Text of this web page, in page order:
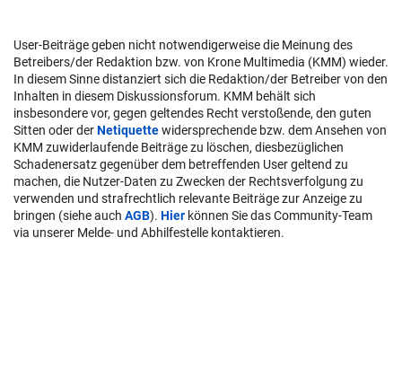
User-Beiträge geben nicht notwendigerweise die Meinung des
Betreibers/der Redaktion bzw. von Krone Multimedia (KMM) wieder.
In diesem Sinne distanziert sich die Redaktion/der Betreiber von den
Inhalten in diesem Diskussionsforum. KMM behält sich
insbesondere vor, gegen geltendes Recht verstoßende, den guten
Sitten oder derNetiquettewidersprechende bzw. dem Ansehen von
KMM zuwiderlaufende Beiträge zu löschen, diesbezüglichen
Schadenersatz gegenüber dem betreffenden User geltend zu
machen, die Nutzer-Daten zu Zwecken der Rechtsverfolgung zu
verwenden und strafrechtlich relevante Beiträge zur Anzeige zu
bringen (siehe auch AGB). Hier können Sie das Community-Team
via unserer Melde- und Abhilfestelle kontaktieren.